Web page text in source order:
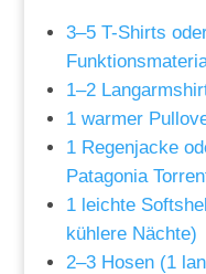
3–5 T-Shirts
1–2
1 warmer
1 Regenjacke
Patagonia
1 leichte
kühlere Nächte)
2–3 Hosen (1